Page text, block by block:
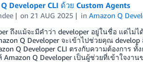
Developer CLI ด้วย Custom Agents
on 21 AUG 2025 inAmazon Q
ถึงแม้จะมีคำว่า developer อยู่ในชื่อ แต่ไม่
Q Developer จะเข้าไปช่วยคุณ
Q Developer CLI ตรงกับความต้องการ
Amazon Q Developer เป็นผู้ช่วยที่เข้าใจง